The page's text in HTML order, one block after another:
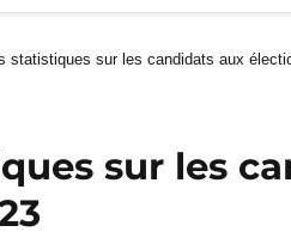
statistiques sur les candidats aux
sur les